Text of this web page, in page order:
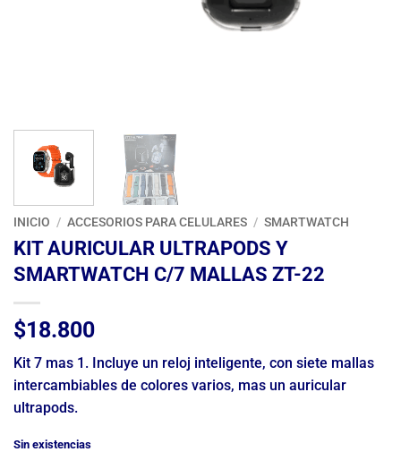
INICIO / ACCESORIOS PARA CELULARES / SMARTWATCH
KIT AURICULAR ULTRAPODS Y
SMARTWATCH C/7 MALLAS ZT-22
$18.800
Kit 7 mas 1. Incluye un reloj inteligente, con siete mallas
intercambiables de colores varios, mas un auricular
ultrapods.
Sin existencias